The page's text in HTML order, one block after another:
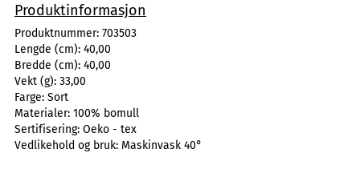
Produktinformasjon
Produktnummer: 703503
Lengde (cm): 40,00
Bredde (cm): 40,00
Vekt (g): 33,00
Farge: Sort
Materialer: 100% bomull
Sertifisering: Oeko - tex
Vedlikehold og bruk: Maskinvask 40°